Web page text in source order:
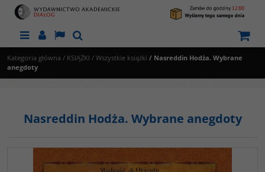
MenuPanelLangSzukaj
Kategoria główna / KSIĄŻKI / Wszystkie książki / Nasreddin Hodża. Wybrane
anegdoty
Nasreddin Hodża. Wybrane anegdoty